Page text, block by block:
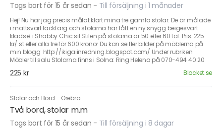
Togs bort för 15 år sedan - Till försäljning i 1 månader
Hej! Nu har jag precis målat klart mina tre gamla stolar. De är målade
i mattsvart lackfärg och stolarna har fått en ny snygg beigesvart
klädsel i Shabby Chic sil Stilen på stolarna är 50 eller 60 tal. Pris: 225
kr/ st eller alla tre för 600 kronor Du kan se fler bilder på möblerna på
min blogg: http://ikigaiinredning.blogspot.com/ Under rubriken
Möbler till salu Stolarna finns i Solna: Ring Helena på 070-494 40 20
225 kr Blocket.se
Stolar och Bord · Örebro
Två bord, stolar m.m
Togs bort för 15 år sedan - Till försäljning i 8 dagar